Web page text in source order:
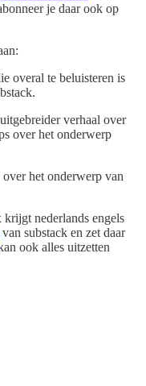
je daar ook op
overal te beluisteren is
verhaal over
over het onderwerp
het onderwerp van
nederlands engels
van substack en zet daar
ook alles uitzetten